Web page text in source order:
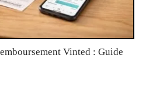
Vinted : Guide